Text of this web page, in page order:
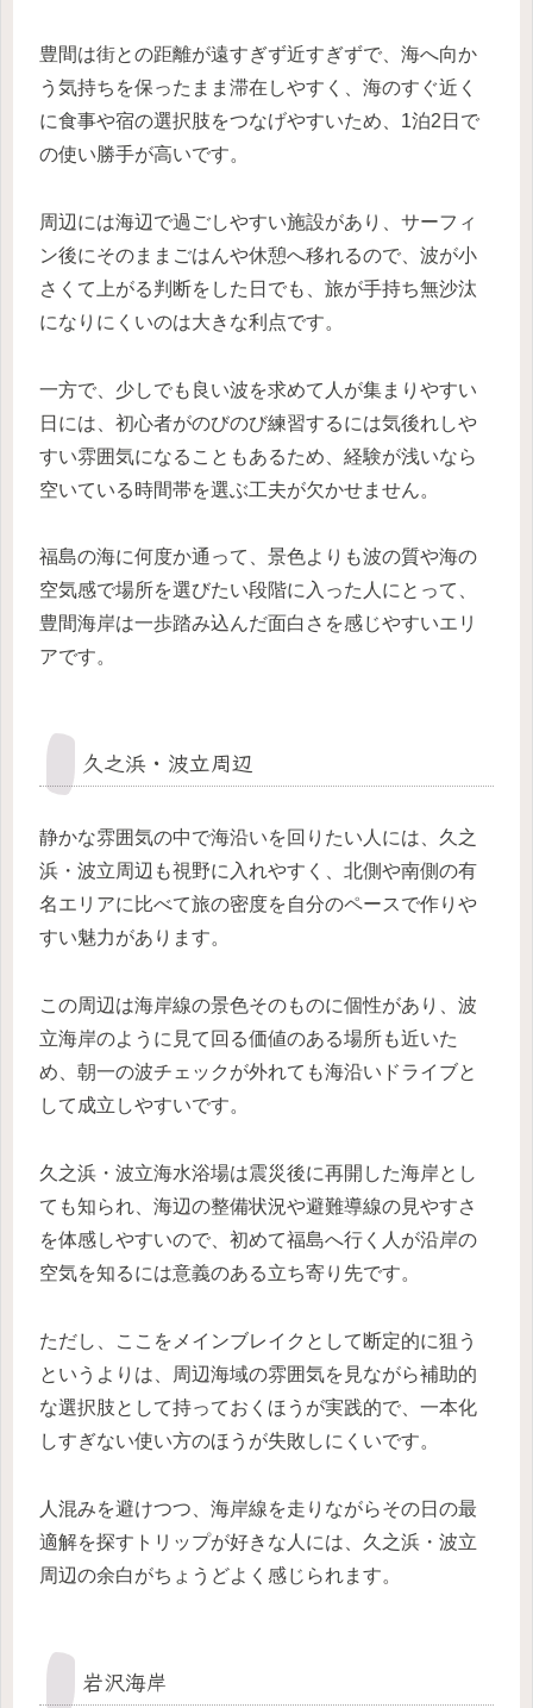
豊間は街との距離が遠すぎず近すぎずで、海へ向か
う気持ちを保ったまま滞在しやすく、海のすぐ近く
に食事や宿の選択肢をつなげやすいため、1泊2日で
の使い勝手が高いです。
周辺には海辺で過ごしやすい施設があり、サーフィ
ン後にそのままごはんや休憩へ移れるので、波が小
さくて上がる判断をした日でも、旅が手持ち無沙汰
になりにくいのは大きな利点です。
一方で、少しでも良い波を求めて人が集まりやすい
日には、初心者がのびのび練習するには気後れしや
すい雰囲気になることもあるため、経験が浅いなら
空いている時間帯を選ぶ工夫が欠かせません。
福島の海に何度か通って、景色よりも波の質や海の
空気感で場所を選びたい段階に入った人にとって、
豊間海岸は一歩踏み込んだ面白さを感じやすいエリ
アです。
久之浜・波立周辺
静かな雰囲気の中で海沿いを回りたい人には、久之
浜・波立周辺も視野に入れやすく、北側や南側の有
名エリアに比べて旅の密度を自分のペースで作りや
すい魅力があります。
この周辺は海岸線の景色そのものに個性があり、波
立海岸のように見て回る価値のある場所も近いた
め、朝一の波チェックが外れても海沿いドライブと
して成立しやすいです。
久之浜・波立海水浴場は震災後に再開した海岸とし
ても知られ、海辺の整備状況や避難導線の見やすさ
を体感しやすいので、初めて福島へ行く人が沿岸の
空気を知るには意義のある立ち寄り先です。
ただし、ここをメインブレイクとして断定的に狙う
というよりは、周辺海域の雰囲気を見ながら補助的
な選択肢として持っておくほうが実践的で、一本化
しすぎない使い方のほうが失敗しにくいです。
人混みを避けつつ、海岸線を走りながらその日の最
適解を探すトリップが好きな人には、久之浜・波立
周辺の余白がちょうどよく感じられます。
岩沢海岸